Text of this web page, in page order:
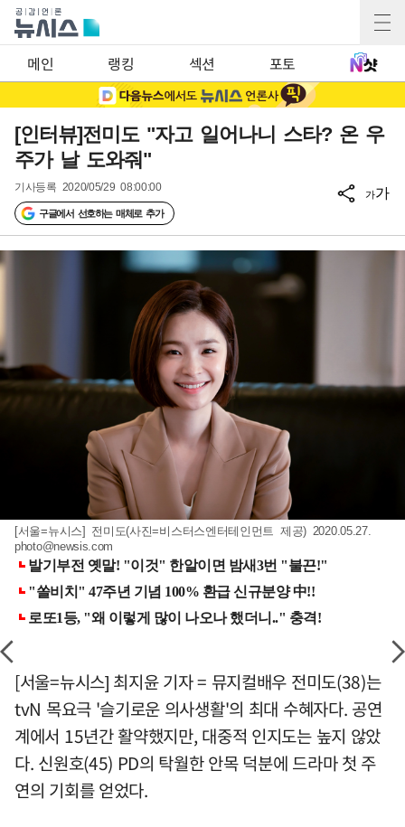
메인 랭킹 섹션 포토
[인터뷰]전미도 "자고 일어나니 스타? 온 우
주가 날 도와줘"
기사등록 2020/05/29 08:00:00
구글에서 선호하는 매체로 추가
가가
[서울=뉴시스] 전미도(사진=비스터스엔터테인먼트 제공) 2020.05.27.
photo@newsis.com
[서울=뉴시스] 최지윤 기자 = 뮤지컬배우 전미도(38)는
tvN 목요극 '슬기로운 의사생활'의 최대 수혜자다. 공연
계에서 15년간 활약했지만, 대중적 인지도는 높지 않았
다. 신원호(45) PD의 탁월한 안목 덕분에 드라마 첫 주
연의 기회를 얻었다.